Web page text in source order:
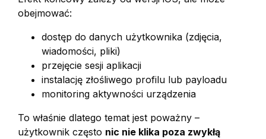
obejmować:
dostęp do danych użytkownika (zdjęcia,
wiadomości, pliki)
przejęcie sesji aplikacji
instalację złośliwego profilu lub payloadu
monitoring aktywności urządzenia
To właśnie dlatego temat jest poważny –
użytkownik często nic nie klika poza zwykłą